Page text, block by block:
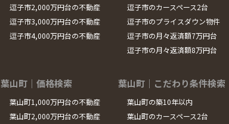
逗子市2,000万円台の不動産
逗子市3,000万円台の不動産
逗子市4,000万円台の不動産
逗子市のカースペース2台
逗子市のプライスダウン物件
逗子市の月々返済額7万円台
逗子市の月々返済額8万円台
葉山町｜価格検索
葉山町1,000万円台の不動産
葉山町2,000万円台の不動産
葉山町｜こだわり条件検索
葉山町の築10年以内
葉山町のカースペース2台